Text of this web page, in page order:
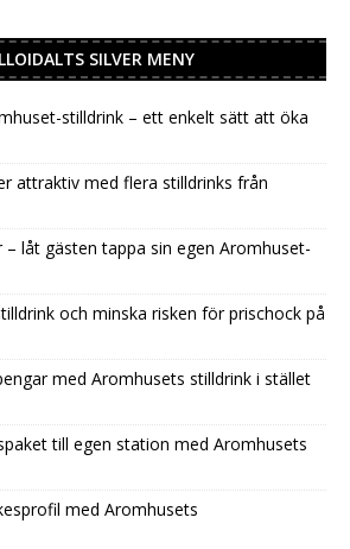
SILVER MENY
stilldrink – ett enkelt sätt att öka
attraktiv med flera stilldrinks från
– låt gästen tappa sin egen Aromhuset-
och minska risken för prischock på
med Aromhusets stilldrink i stället
till egen station med Aromhusets
med Aromhusets